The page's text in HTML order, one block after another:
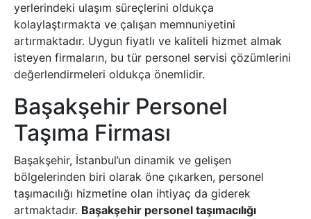
yerlerindeki ulaşım süreçlerini oldukça
kolaylaştırmakta ve çalışan memnuniyetini
artırmaktadır. Uygun fiyatlı ve kaliteli hizmet almak
isteyen firmaların, bu tür personel servisi çözümlerini
değerlendirmeleri oldukça önemlidir.
Başakşehir Personel
Taşıma Firması
Başakşehir, İstanbul’un dinamik ve gelişen
bölgelerinden biri olarak öne çıkarken, personel
taşımacılığı hizmetine olan ihtiyaç da giderek
artmaktadır. Başakşehir personel taşımacılığı